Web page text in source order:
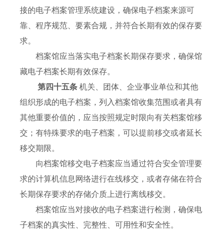
接的电子档案管理系统建设，确保电子档案来源可
靠、程序规范、要素合规，并符合长期有效的保存要
求。
档案馆应当落实电子档案长期保存要求，确保馆
藏电子档案长期有效保存。
第四十五条 机关、团体、企业事业单位和其他
组织形成的电子档案，列入档案馆收集范围或者具有
其他重要价值的，应当按照规定时限向有关档案馆移
交；有特殊要求的电子档案，可以提前移交或者延长
移交期限。
向档案馆移交电子档案应当通过符合安全管理要
求的计算机信息网络进行在线移交，或者存储在符合
长期保存要求的存储介质上进行离线移交。
档案馆应当对接收的电子档案进行检测，确保电
子档案的真实性、完整性、可用性和安全性。